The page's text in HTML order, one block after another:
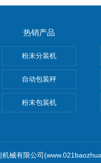
热销产品
粉末分装机
自动包装秤
粉末包装机
械有限公司